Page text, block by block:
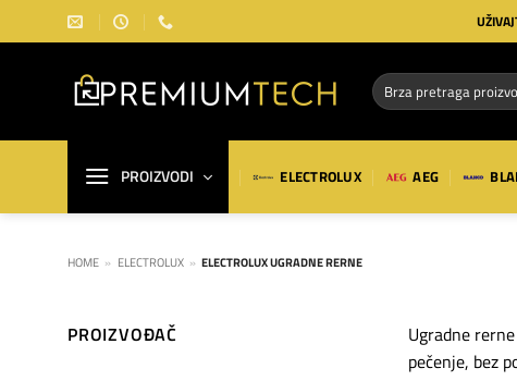
na
Pretraga
za:
PROIZVODI ELECTROLUX AEG
HOME » ELECTROLUX » ELECTROLUX UGRADNE RERNE
PROIZVOĐAČ
Ugradne
pečenje, bez